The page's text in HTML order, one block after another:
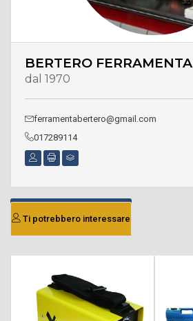
BERTERO FERRAMENTA
dal 1970
ferramentabertero@gmail.com
017289114
Ti potrebbero interessare